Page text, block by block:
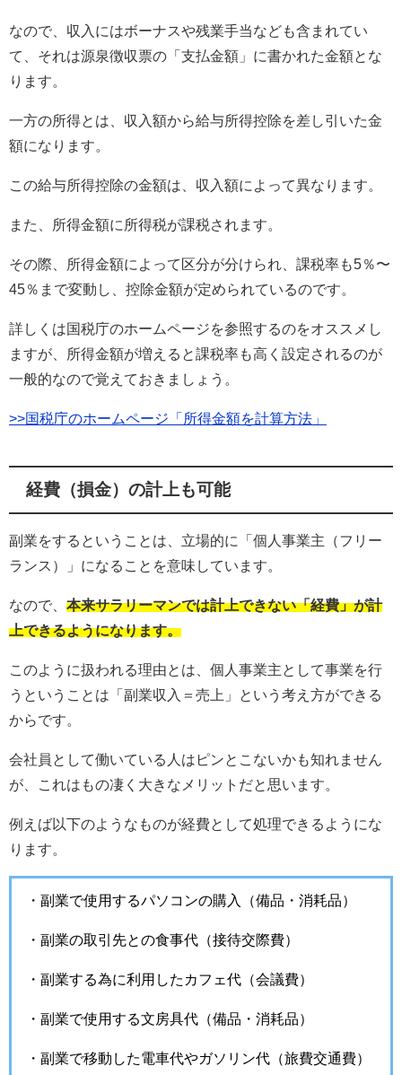
なので、収入にはボーナスや残業手当なども含まれてい
て、それは源泉徴収票の「支払金額」に書かれた金額とな
ります。
一方の所得とは、収入額から給与所得控除を差し引いた金
額になります。
この給与所得控除の金額は、収入額によって異なります。
また、所得金額に所得税が課税されます。
その際、所得金額によって区分が分けられ、課税率も5％〜
45％まで変動し、控除金額が定められているのです。
詳しくは国税庁のホームページを参照するのをオススメし
ますが、所得金額が増えると課税率も高く設定されるのが
一般的なので覚えておきましょう。
>>国税庁のホームページ「所得金額を計算方法」
経費（損金）の計上も可能
副業をするということは、立場的に「個人事業主（フリー
ランス）」になることを意味しています。
なので、 本来サラリーマンでは計上できない「経費」が計
上できるようになります。
このように扱われる理由とは、個人事業主として事業を行
うということは「副業収入＝売上」という考え方ができる
からです。
会社員として働いている人はピンとこないかも知れません
が、これはもの凄く大きなメリットだと思います。
例えば以下のようなものが経費として処理できるようにな
ります。
・副業で使用するパソコンの購入（備品・消耗品）
・副業の取引先との食事代（接待交際費）
・副業する為に利用したカフェ代（会議費）
・副業で使用する文房具代（備品・消耗品）
・副業で移動した電車代やガソリン代（旅費交通費）